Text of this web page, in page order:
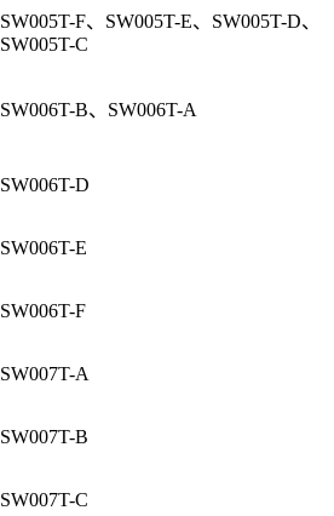
SW005T-F、SW005T-E、SW005T-D、
SW005T-C
SW006T-B、SW006T-A
SW006T-D
SW006T-E
SW006T-F
SW007T-A
SW007T-B
SW007T-C